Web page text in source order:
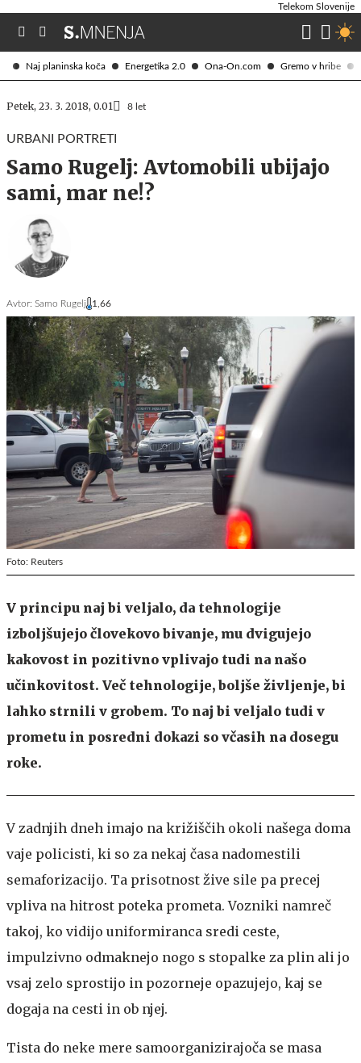
Naj planinska koča Energetika 2.0 Ona-On.com Gremo v hribe
Telekom Slovenije
Petek, 23. 3. 2018, 0.01 8 let
URBANI PORTRETI
Samo Rugelj: Avtomobili ubijajo
sami, mar ne!?
Avtor: Samo Rugelj 1,66
Foto: Reuters
V principu naj bi veljalo, da tehnologije
izboljšujejo človekovo bivanje, mu dvigujejo
kakovost in pozitivno vplivajo tudi na našo
učinkovitost. Več tehnologije, boljše življenje, bi
lahko strnili v grobem. To naj bi veljalo tudi v
prometu in posredni dokazi so včasih na dosegu
roke.
V zadnjih dneh imajo na križiščih okoli našega doma
vaje policisti, ki so za nekaj časa nadomestili
semaforizacijo. Ta prisotnost žive sile pa precej
vpliva na hitrost poteka prometa. Vozniki namreč
takoj, ko vidijo uniformiranca sredi ceste,
impulzivno odmaknejo nogo s stopalke za plin ali jo
vsaj zelo sprostijo in pozorneje opazujejo, kaj se
dogaja na cesti in ob njej.
Tista do neke mere samoorganizirajoča se masa